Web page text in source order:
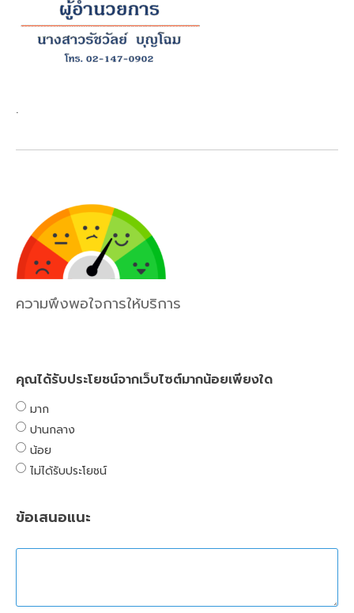
.
ความพึงพอใจการให้บริการ
คุณได้รับประโยชน์จากเว็บไซต์มากน้อยเพียงใด
มาก
ปานกลาง
น้อย
ไม่ได้รับประโยชน์
ข้อเสนอแนะ